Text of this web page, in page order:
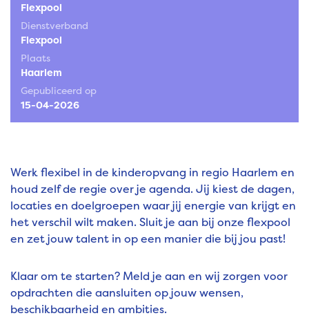
Flexpool
Dienstverband
Flexpool
Plaats
Haarlem
Gepubliceerd op
15-04-2026
Werk flexibel in de kinderopvang in regio Haarlem en
houd zelf de regie over je agenda. Jij kiest de dagen,
locaties en doelgroepen waar jij energie van krijgt en
het verschil wilt maken. Sluit je aan bij onze flexpool
en zet jouw talent in op een manier die bij jou past!
Klaar om te starten? Meld je aan en wij zorgen voor
opdrachten die aansluiten op jouw wensen,
beschikbaarheid en ambities.